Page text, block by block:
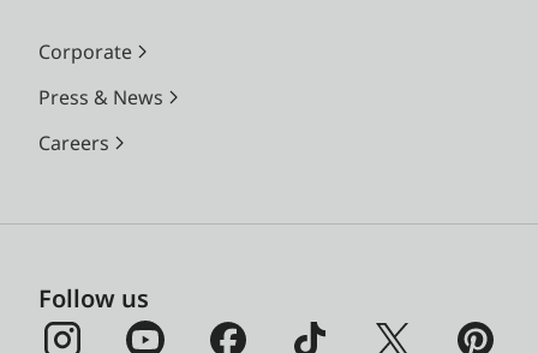
Corporate
Press & News
Careers
Follow us